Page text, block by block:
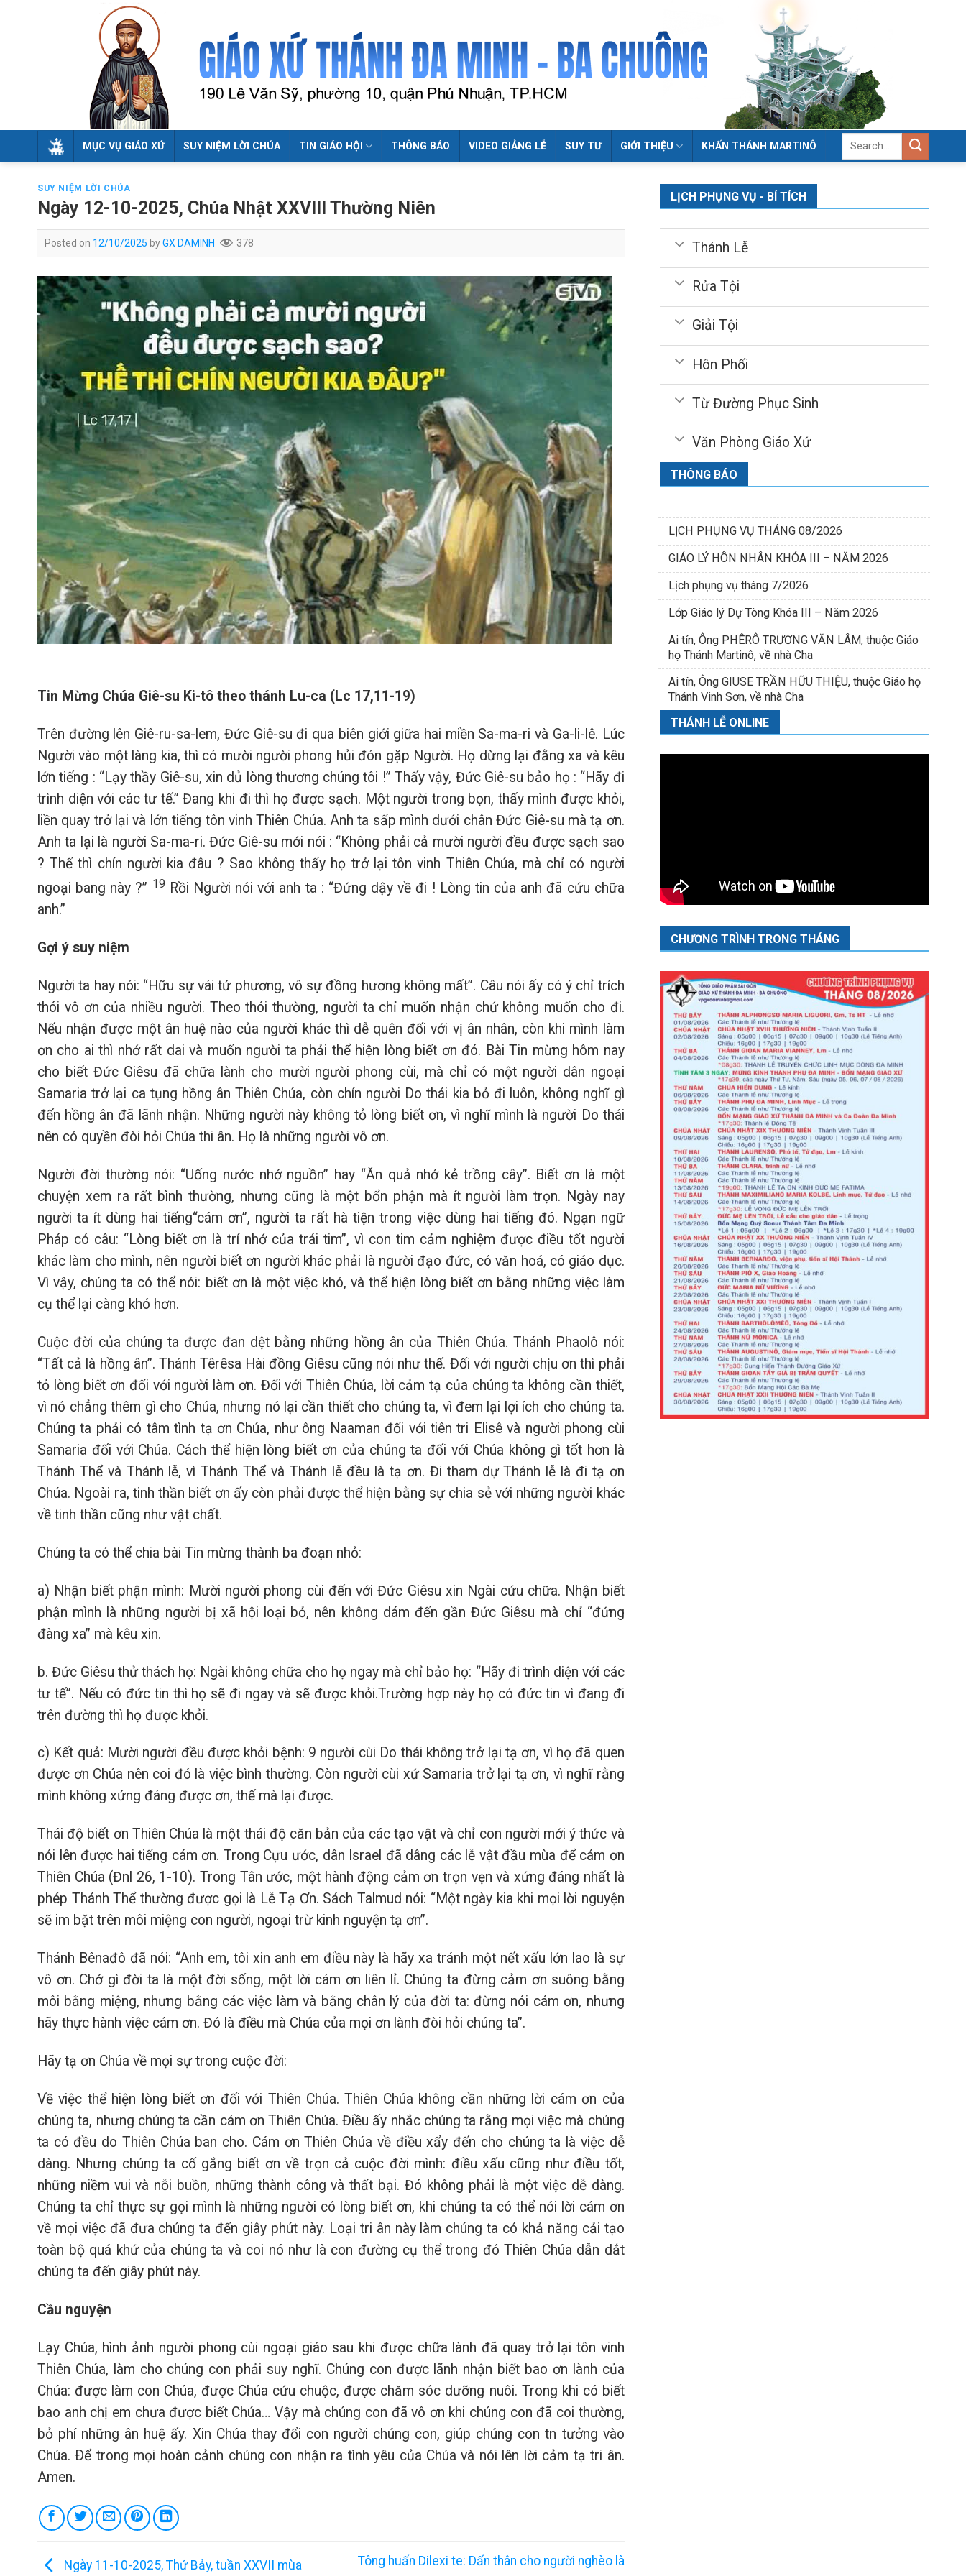
MỤC VỤ GIÁO XỨ SUY NIỆM LỜI CHÚA TIN GIÁO HỘI THÔNG BÁO VIDEO GIẢNG LỄ SUY TƯ GIỚI THIỆU KHẤN THÁNH MARTINÔ
SUY NIỆM LỜI CHÚA
Ngày 12-10-2025, Chúa Nhật XXVIII Thường Niên
Posted on 12/10/2025 byGX DAMINH 378
Tin Mừng Chúa Giê-su Ki-tô theo thánh Lu-ca (Lc 17,11-19)
Trên đường lên Giê-ru-sa-lem, Đức Giê-su đi qua biên giới giữa hai miền Sa-ma-ri và Ga-li-lê. Lúc
Người vào một làng kia, thì có mười người phong hủi đón gặp Người. Họ dừng lại đằng xa và kêu
lớn tiếng : “Lạy thầy Giê-su, xin dủ lòng thương chúng tôi !” Thấy vậy, Đức Giê-su bảo họ : “Hãy đi
trình diện với các tư tế.” Đang khi đi thì họ được sạch. Một người trong bọn, thấy mình được khỏi,
liền quay trở lại và lớn tiếng tôn vinh Thiên Chúa. Anh ta sấp mình dưới chân Đức Giê-su mà tạ ơn.
Anh ta lại là người Sa-ma-ri. Đức Giê-su mới nói : “Không phải cả mười người đều được sạch sao
? Thế thì chín người kia đâu ? Sao không thấy họ trở lại tôn vinh Thiên Chúa, mà chỉ có người
ngoại bang này ?” 19 Rồi Người nói với anh ta : “Đứng dậy về đi ! Lòng tin của anh đã cứu chữa
anh.”
Gợi ý suy niệm
Người ta hay nói: “Hữu sự vái tứ phương, vô sự đồng hương không mất”. Câu nói ấy có ý chỉ trích
thói vô ơn của nhiều người. Theo thói thường, người ta chỉ muốn nhận chứ không muốn cho đi.
Nếu nhận được một ân huệ nào của người khác thì dễ quên đối với vị ân nhân, còn khi mình làm
ơn cho ai thì nhớ rất dai và muốn người ta phải thể hiện lòng biết ơn đó. Bài Tin mừng hôm nay
cho biết Đức Giêsu đã chữa lành cho mười người phong cùi, mà chỉ có một người dân ngoại
Samaria trở lại ca tụng hồng ân Thiên Chúa, còn chín người Do thái kia bỏ đi luôn, không nghĩ gì
đến hồng ân đã lãnh nhận. Những người này không tỏ lòng biết ơn, vì nghĩ mình là người Do thái
nên có quyền đòi hỏi Chúa thi ân. Họ là những người vô ơn.
Người đời thường nói: “Uống nước nhớ nguồn” hay “Ăn quả nhớ kẻ trồng cây”. Biết ơn là một
chuyện xem ra rất bình thường, nhưng cũng là một bổn phận mà ít người làm trọn. Ngày nay
người ta ít dùng hai tiếng“cám ơn”, người ta rất hà tiện trong việc dùng hai tiếng đó. Ngạn ngữ
Pháp có câu: “Lòng biết ơn là trí nhớ của trái tim”, vì con tim cảm nghiệm được điều tốt người
khác làm cho mình, nên người biết ơn người khác phải là người đạo đức, có văn hoá, có giáo dục.
Vì vậy, chúng ta có thể nói: biết ơn là một việc khó, và thể hiện lòng biết ơn bằng những việc làm
cụ thể lại càng khó hơn.
Cuộc đời của chúng ta được đan dệt bằng những hồng ân của Thiên Chúa. Thánh Phaolô nói:
“Tất cả là hồng ân”. Thánh Têrêsa Hài đồng Giêsu cũng nói như thế. Đối với người chịu ơn thì phải
tỏ lòng biết ơn đối với người làm ơn. Đối với Thiên Chúa, lời cảm tạ của chúng ta không cần thiết,
vì nó chẳng thêm gì cho Chúa, nhưng nó lại cần thiết cho chúng ta, vì đem lại lợi ích cho chúng ta.
Chúng ta phải có tâm tình tạ ơn Chúa, như ông Naaman đối với tiên tri Elisê và người phong cùi
Samaria đối với Chúa. Cách thể hiện lòng biết ơn của chúng ta đối với Chúa không gì tốt hơn là
Thánh Thể và Thánh lễ, vì Thánh Thể và Thánh lễ đều là tạ ơn. Đi tham dự Thánh lễ là đi tạ ơn
Chúa. Ngoài ra, tinh thần biết ơn ấy còn phải được thể hiện bằng sự chia sẻ với những người khác
về tinh thần cũng như vật chất.
Chúng ta có thể chia bài Tin mừng thành ba đoạn nhỏ:
a) Nhận biết phận mình: Mười người phong cùi đến với Đức Giêsu xin Ngài cứu chữa. Nhận biết
phận mình là những người bị xã hội loại bỏ, nên không dám đến gần Đức Giêsu mà chỉ “đứng
đàng xa” mà kêu xin.
b. Đức Giêsu thử thách họ: Ngài không chữa cho họ ngay mà chỉ bảo họ: “Hãy đi trình diện với các
tư tế”. Nếu có đức tin thì họ sẽ đi ngay và sẽ được khỏi.Trường hợp này họ có đức tin vì đang đi
trên đường thì họ được khỏi.
c) Kết quả: Mười người đều được khỏi bệnh: 9 người cùi Do thái không trở lại tạ ơn, vì họ đã quen
được ơn Chúa nên coi đó là việc bình thường. Còn người cùi xứ Samaria trở lại tạ ơn, vì nghĩ rằng
mình không xứng đáng được ơn, thế mà lại được.
Thái độ biết ơn Thiên Chúa là một thái độ căn bản của các tạo vật và chỉ con người mới ý thức và
nói lên được hai tiếng cám ơn. Trong Cựu ước, dân Israel đã dâng các lễ vật đầu mùa để cám ơn
Thiên Chúa (Đnl 26, 1-10). Trong Tân ước, một hành động cảm ơn trọn vẹn và xứng đáng nhất là
phép Thánh Thể thường được gọi là Lễ Tạ Ơn. Sách Talmud nói: “Một ngày kia khi mọi lời nguyện
sẽ im bặt trên môi miệng con người, ngoại trừ kinh nguyện tạ ơn”.
Thánh Bênađô đã nói: “Anh em, tôi xin anh em điều này là hãy xa tránh một nết xấu lớn lao là sự
vô ơn. Chớ gì đời ta là một đời sống, một lời cám ơn liên lỉ. Chúng ta đừng cảm ơn suông bằng
môi bằng miệng, nhưng bằng các việc làm và bằng chân lý của đời ta: đừng nói cám ơn, nhưng
hãy thực hành việc cám ơn. Đó là điều mà Chúa của mọi ơn lành đòi hỏi chúng ta”.
Hãy tạ ơn Chúa về mọi sự trong cuộc đời:
Về việc thể hiện lòng biết ơn đối với Thiên Chúa. Thiên Chúa không cần những lời cám ơn của
chúng ta, nhưng chúng ta cần cám ơn Thiên Chúa. Điều ấy nhắc chúng ta rằng mọi việc mà chúng
ta có đều do Thiên Chúa ban cho. Cám ơn Thiên Chúa về điều xẩy đến cho chúng ta là việc dễ
dàng. Nhưng chúng ta cố gắng biết ơn về trọn cả cuộc đời mình: điều xấu cũng như điều tốt,
những niềm vui và nỗi buồn, những thành công và thất bại. Đó không phải là một việc dễ dàng.
Chúng ta chỉ thực sự gọi mình là những người có lòng biết ơn, khi chúng ta có thể nói lời cám ơn
về mọi việc đã đưa chúng ta đến giây phút này. Loại tri ân này làm chúng ta có khả năng cải tạo
toàn bộ quá khứ của chúng ta và coi nó như là con đường cụ thể trong đó Thiên Chúa dẫn dắt
chúng ta đến giây phút này.
Cầu nguyện
Lạy Chúa, hình ảnh người phong cùi ngoại giáo sau khi được chữa lành đã quay trở lại tôn vinh
Thiên Chúa, làm cho chúng con phải suy nghĩ. Chúng con được lãnh nhận biết bao ơn lành của
Chúa: được làm con Chúa, được Chúa cứu chuộc, được chăm sóc dưỡng nuôi. Trong khi có biết
bao anh chị em chưa được biết Chúa… Vậy mà chúng con đã vô ơn khi chúng con đã coi thường,
bỏ phí những ân huệ ấy. Xin Chúa thay đổi con người chúng con, giúp chúng con tn tưởng vào
Chúa. Ðể trong mọi hoàn cảnh chúng con nhận ra tình yêu của Chúa và nói lên lời cảm tạ tri ân.
Amen.
Ngày 11-10-2025, Thứ Bảy, tuần XXVII mùa Tông huấn Dilexi te: Dấn thân cho người nghèo là
LỊCH PHỤNG VỤ - BÍ TÍCH
Thánh Lễ
Rửa Tội
Giải Tội
Hôn Phối
Từ Đường Phục Sinh
Văn Phòng Giáo Xứ
THÔNG BÁO
LỊCH PHỤNG VỤ THÁNG 08/2026
GIÁO LÝ HÔN NHÂN KHÓA III – NĂM 2026
Lịch phụng vụ tháng 7/2026
Lớp Giáo lý Dự Tòng Khóa III – Năm 2026
Ai tín, Ông PHÊRÔ TRƯƠNG VĂN LÂM, thuộc Giáo
họ Thánh Martinô, về nhà Cha
Ai tín, Ông GIUSE TRẦN HỮU THIỆU, thuộc Giáo họ
Thánh Vinh Sơn, về nhà Cha
THÁNH LỄ ONLINE
CHƯƠNG TRÌNH TRONG THÁNG